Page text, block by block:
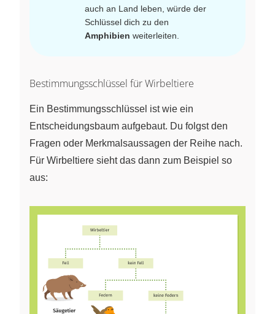
auch an Land leben, würde der
Schlüssel dich zu den
Amphibien weiterleiten.
Bestimmungsschlüssel für Wirbeltiere
Ein Bestimmungsschlüssel ist wie ein
Entscheidungsbaum aufgebaut. Du folgst den
Fragen oder Merkmalsaussagen der Reihe nach.
Für Wirbeltiere sieht das dann zum Beispiel so
aus: